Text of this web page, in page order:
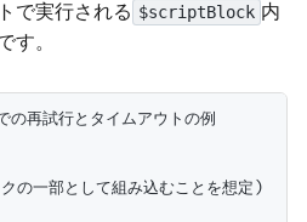
で実行される $scriptBlock 内
す。
再試行とタイムアウトの例
の一部として組み込むことを想定)